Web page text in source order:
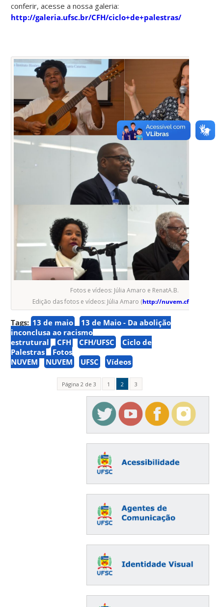
conferir, acesse a nossa galeria:
http://galeria.ufsc.br/CFH/ciclo+de+palestras/
Fotos e vídeos: Júlia Amaro e RenatA.B.
Edição das fotos e vídeos: Júlia Amaro (http://nuvem.cfh.ufsc.br
Tags: 13 de maio
13 de Maio - Da abolição
inconclusa ao racismo
estrutural
CFH CFH/UFSC
Ciclo de
Palestras
Fotos
NUVEM
NUVEM UFSC Vídeos
Página 2 de 3 1 2 3